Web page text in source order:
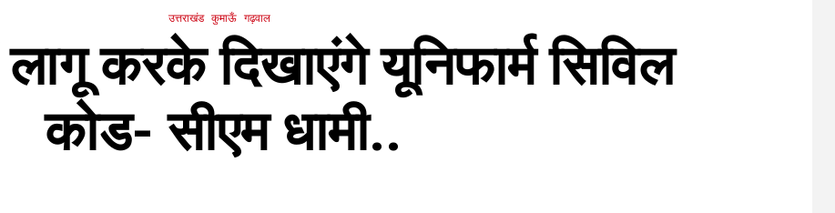
उत्तराखंड कुमाऊँ गढ़वाल
करके दिखाएंगे यूनिफार्म सिविल
कोड- सीएम धामी..